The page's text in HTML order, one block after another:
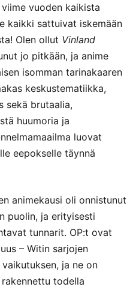
vuoden kaikista
kaikki sattuivat iskemään
Olen ollut Vinland
jo pitkään, ja anime
isomman tarinakaaren
keskustematiikka,
sekä brutaalia,
huumoria ja
luovat
eepokselle täynnä
animekausi oli onnistunut
puolin, ja erityisesti
tunnarit. OP:t ovat
– Witin sarjojen
ja ne on
todella